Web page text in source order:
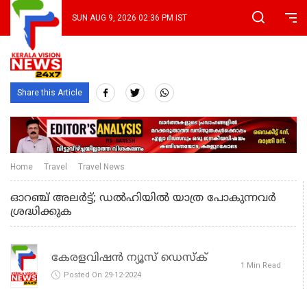
SUN AUG 9, 2026 02:36 PM IST
Share this Article
Home Travel Travel News
ഓറഞ്ച് അലര്‍ട്ട്; ഡല്‍ഹിയില്‍ യാത്ര പോകുന്നവര്‍
ശ്രദ്ധിക്കുക
കേരളവിഷൻ ന്യൂസ് ഡെസ്‌ക്
Posted On 29-12-2024
1 Min Read